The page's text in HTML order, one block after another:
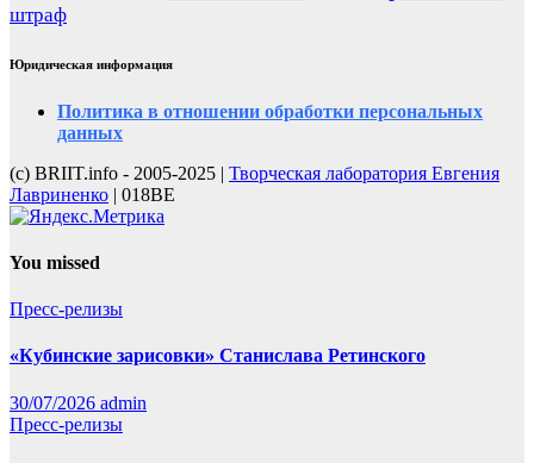
штраф
Юридическая информация
Политика в отношении обработки персональных
данных
(с) BRIIT.info - 2005-2025 | Творческая лаборатория Евгения
Лавриненко | 018BE
You missed
Пресс-релизы
«Кубинские зарисовки» Станислава Ретинского
30/07/2026 admin
Пресс-релизы